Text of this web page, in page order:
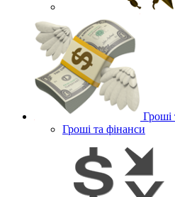
Гроші
Гроші та фінанси